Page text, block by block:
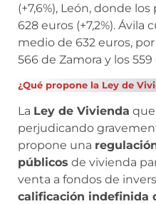
(+7,6%), León, donde
628 euros (+7,2%).
medio de 632 euros,
566 de Zamora y los
¿Qué propone la Ley de
La Ley de Vivienda que
perjudicando
propone una
públicos de vivienda
venta a fondos de
calificación indefinida